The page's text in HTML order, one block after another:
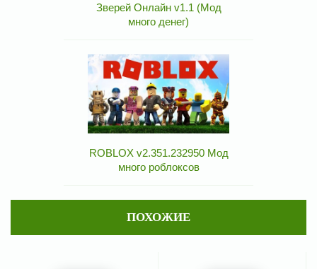
Зверей Онлайн v1.1 (Мод
много денег)
ROBLOX v2.351.232950 Мод
много роблоксов
ПОХОЖИЕ